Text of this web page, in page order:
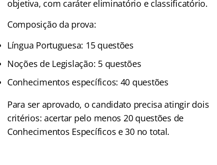
objetiva, com caráter eliminatório e classificatório.
Composição da prova:
Língua Portuguesa: 15 questões
Noções de Legislação: 5 questões
Conhecimentos específicos: 40 questões
Para ser aprovado, o candidato precisa atingir dois
critérios: acertar pelo menos 20 questões de
Conhecimentos Específicos e 30 no total.